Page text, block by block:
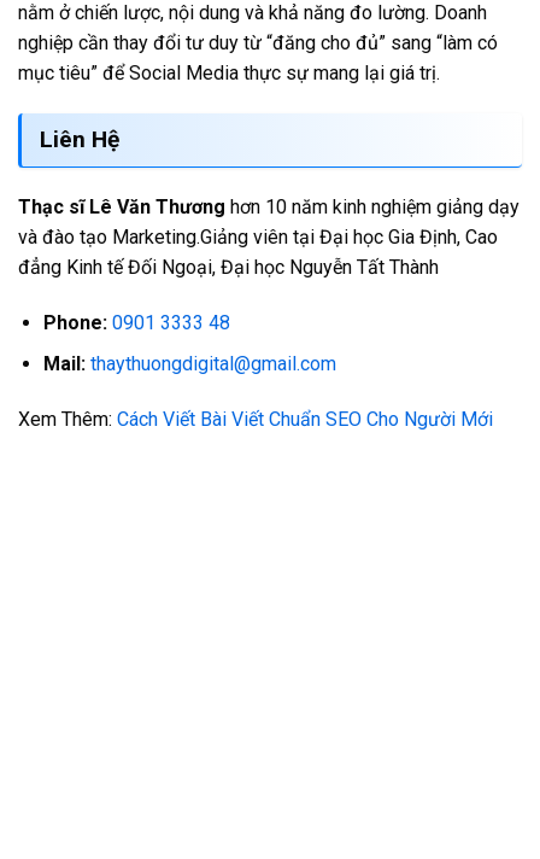
nằm ở chiến lược, nội dung và khả năng đo lường. Doanh
nghiệp cần thay đổi tư duy từ “đăng cho đủ” sang “làm có
mục tiêu” để Social Media thực sự mang lại giá trị.
Liên Hệ
Thạc sĩ Lê Văn Thương hơn 10 năm kinh nghiệm giảng dạy
và đào tạo Marketing.Giảng viên tại Đại học Gia Định, Cao
đẳng Kinh tế Đối Ngoại, Đại học Nguyễn Tất Thành
Phone: 0901 3333 48
Mail: thaythuongdigital@gmail.com
Xem Thêm: Cách Viết Bài Viết Chuẩn SEO Cho Người Mới